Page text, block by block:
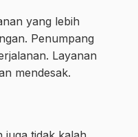
yang lebih
Penumpang
Layanan
mendesak.